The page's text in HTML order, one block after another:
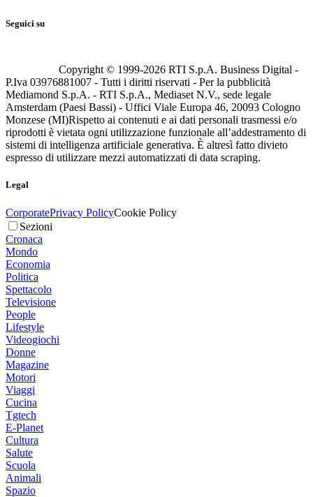
Seguici su
Copyright © 1999-2026 RTI S.p.A. Business Digital -
P.Iva 03976881007 - Tutti i diritti riservati - Per la pubblicità
Mediamond S.p.A. - RTI S.p.A., Mediaset N.V., sede legale
Amsterdam (Paesi Bassi) - Uffici Viale Europa 46, 20093 Cologno
Monzese (MI)Rispetto ai contenuti e ai dati personali trasmessi e/o
riprodotti è vietata ogni utilizzazione funzionale all’addestramento di
sistemi di intelligenza artificiale generativa. È altresì fatto divieto
espresso di utilizzare mezzi automatizzati di data scraping.
Legal
CorporatePrivacy PolicyCookie Policy
Sezioni
Cronaca
Mondo
Economia
Politica
Spettacolo
Televisione
People
Lifestyle
Videogiochi
Donne
Magazine
Motori
Viaggi
Cucina
Tgtech
E-Planet
Cultura
Salute
Scuola
Animali
Spazio